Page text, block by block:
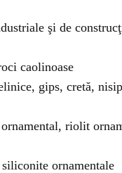
şi de
caolinoase
gips, cretă,
riolit
ornamentale